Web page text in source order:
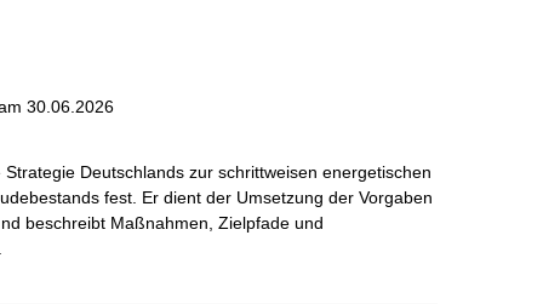
30.06.2026
Deutschlands zur schrittweisen energetischen
fest. Er dient der Umsetzung der Vorgaben
beschreibt Maßnahmen, Zielpfade und